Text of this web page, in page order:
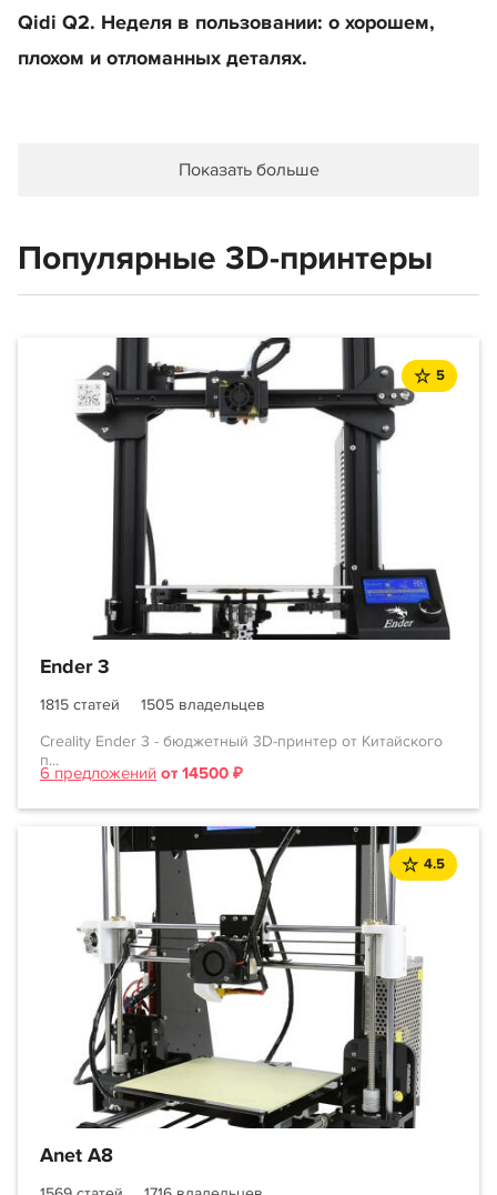
Qidi Q2. Неделя в пользовании: о хорошем,
плохом и отломанных деталях.
Показать больше
Популярные 3D-принтеры
5
Ender 3
1815 статей
1505 владельцев
Creality Ender 3 - бюджетный 3D-принтер от Китайского
п...
6 предложений от 14500 ₽
4.5
Anet A8